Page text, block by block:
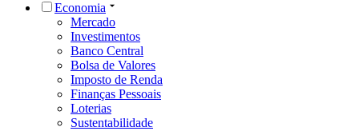
Economia
Mercado
Investimentos
Banco Central
Bolsa de Valores
Imposto de Renda
Finanças Pessoais
Loterias
Sustentabilidade